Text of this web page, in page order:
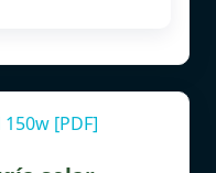
[PDF]